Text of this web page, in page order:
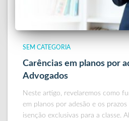
SEM CATEGORIA
Carências em planos por
Advogados
Neste artigo, revelaremos como
em planos por adesão e os
isenção exclusivas para a classe.